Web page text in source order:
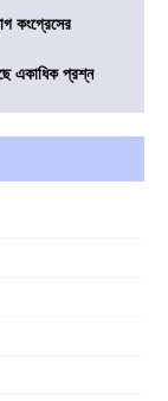
কংগ্রেসের
একাধিক প্রশ্ন